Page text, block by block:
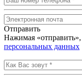
Отправить
Нажимая «отправить»,
персональных данных